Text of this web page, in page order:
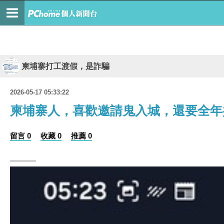
柬埔寨打工渡假，是詐騙
2026-05-17 05:33:22
柬埔寨人，喜歡邀請鬼入城，還要全
留言 0 收藏 0 推薦 0
.............